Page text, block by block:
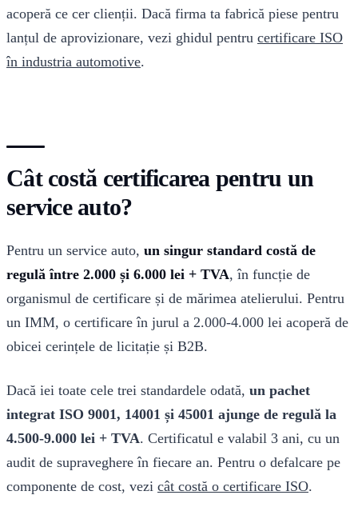
acoperă ce cer clienții. Dacă firma ta fabrică piese pentru
lanțul de aprovizionare, vezi ghidul pentru certificare ISO
în industria automotive.
Cât costă certificarea pentru un
service auto?
Pentru un service auto, un singur standard costă de
regulă între 2.000 și 6.000 lei + TVA, în funcție de
organismul de certificare și de mărimea atelierului. Pentru
un IMM, o certificare în jurul a 2.000-4.000 lei acoperă de
obicei cerințele de licitație și B2B.
Dacă iei toate cele trei standardele odată, un pachet
integrat ISO 9001, 14001 și 45001 ajunge de regulă la
4.500-9.000 lei + TVA. Certificatul e valabil 3 ani, cu un
audit de supraveghere în fiecare an. Pentru o defalcare pe
componente de cost, vezi cât costă o certificare ISO.